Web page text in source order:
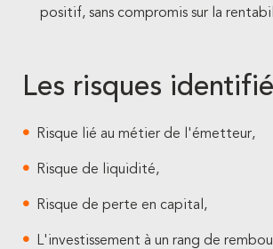
positif, sans compromis sur la
Les risques
Risque lié au métier de l'émetteur,
Risque de liquidité,
Risque de perte en capital,
L'investissement à un rang de